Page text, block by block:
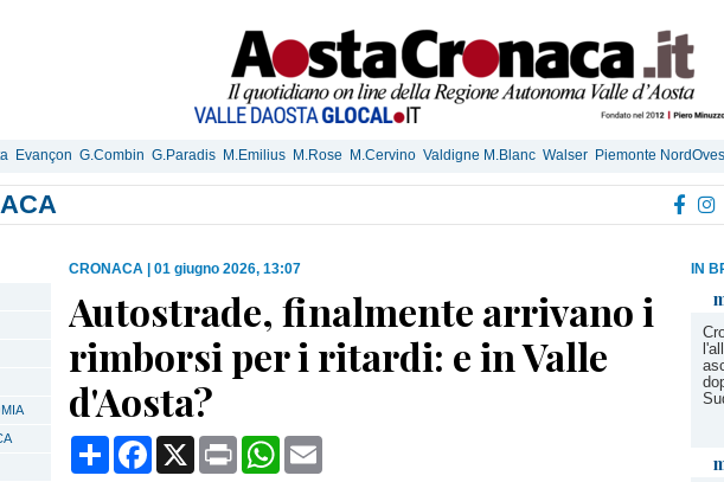
Evançon G.Combin G.Paradis M.Emilius M.Rose M.Cervino Valdigne M.Blanc Walser Piemonte
IN
CRONACA 01 giugno 2026, 13:07
Autostrade, finalmente arrivano i
rimborsi per i ritardi: e in Valle
d'Aosta?
CondividiFacebook
X Print WhatsApp